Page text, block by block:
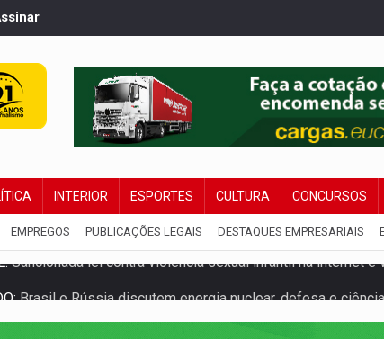
INTERIOR ESPORTES CULTURA CONCURSOS
EMPREGOS PUBLICAÇÕES LEGAIS DESTAQUES EMPRESARIAIS
Colisão entre caminhão e carro deixa quatro mortos e um